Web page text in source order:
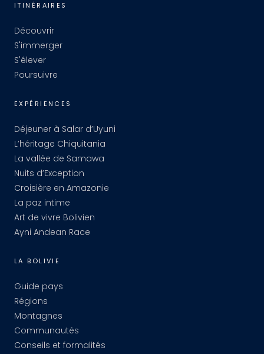
ITINÉRAIRES
Découvrir
S'immerger
S'élever
Poursuivre
EXPÉRIENCES
Déjeuner à Salar d’Uyuni
L’héritage Chiquitania
La vallée de Samawa
Nuits d’Exception
Croisière en Amazonie
La paz intime
Art de vivre Bolivien
Ayni Andean Race
LA BOLIVIE
Guide pays
Régions
Montagnes
Communautés
Conseils et formalités